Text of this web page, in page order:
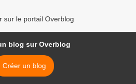
sur le portail Overblog
blog sur Overblog
Créer un blog